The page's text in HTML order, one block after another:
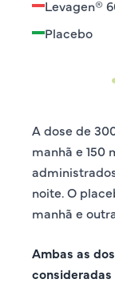
Levagen®
Placebo
A dose de
manhã e 150
noite. O
manhã e
Ambas as